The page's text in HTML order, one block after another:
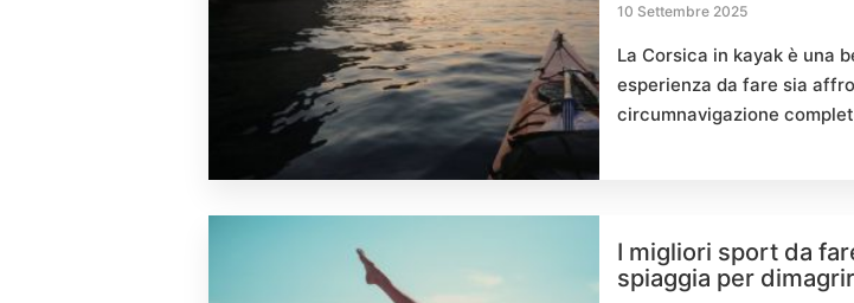
10 Settembre 2025
La Corsica in kayak è una
esperienza da fare sia
circumnavigazione
I migliori sport da
spiaggia per